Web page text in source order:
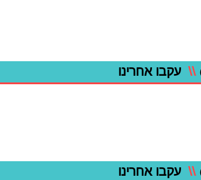
\\ עקבו אחרינו
\\ עקבו אחרינו